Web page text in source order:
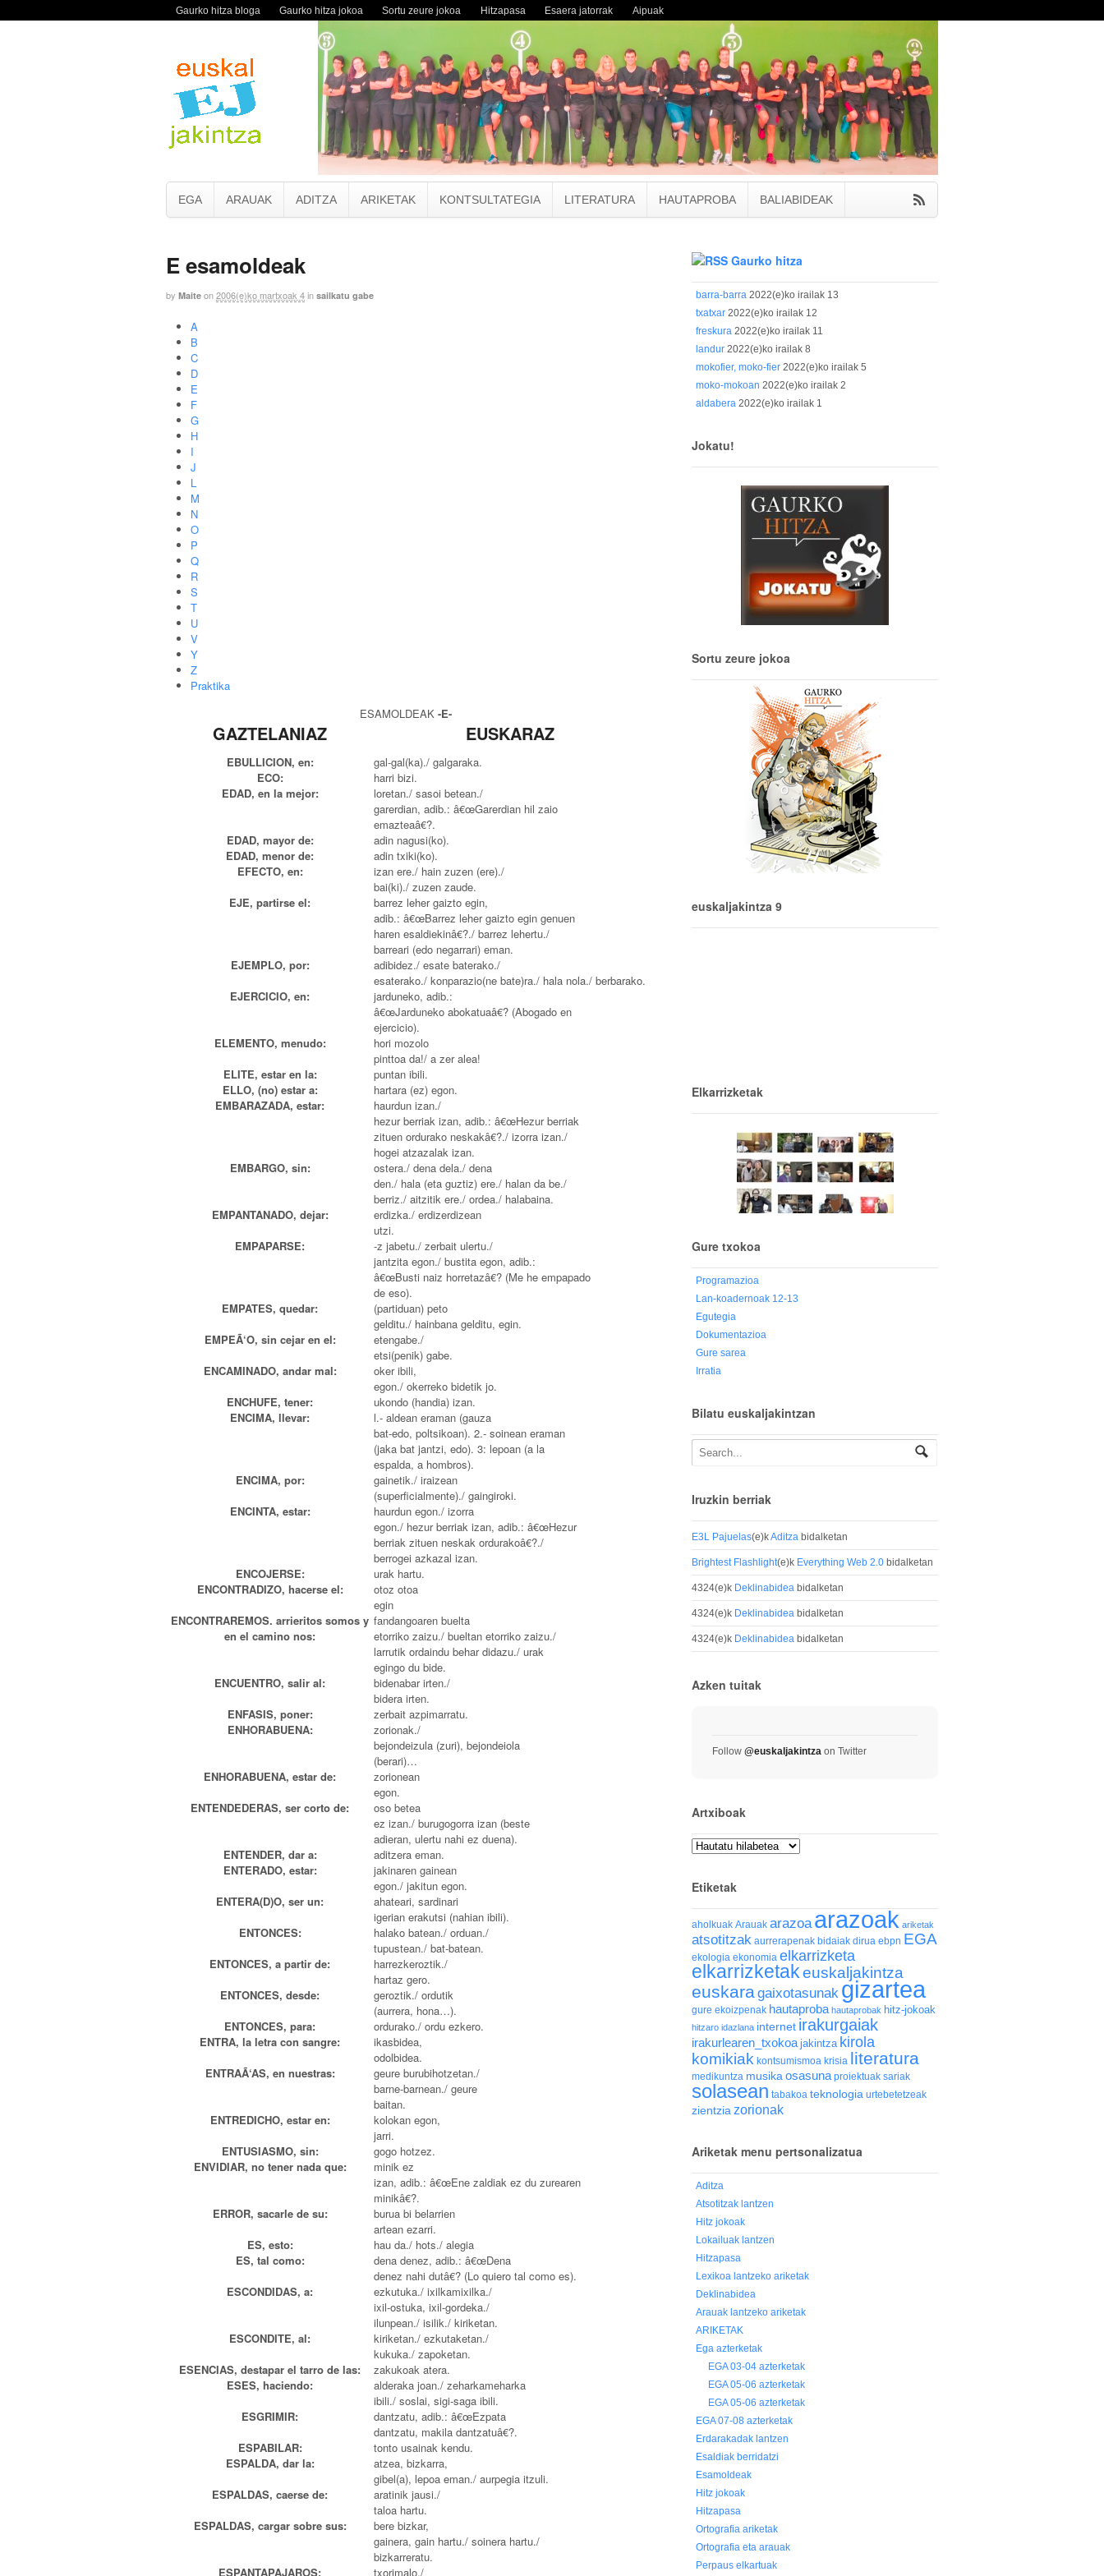
Gaurko hitza bloga Gaurko hitza jokoa Sortu zeure jokoa Hitzapasa Esaera jatorrak Aipuak
EGA ARAUAK ADITZA ARIKETAK KONTSULTATEGIA LITERATURA HAUTAPROBA BALIABIDEAK
E esamoldeak
by Maite on2006(e)ko martxoak 4in sailkatu gabe
A
B
C
D
E
F
G
H
I
J
L
M
N
O
P
Q
R
S
T
U
V
Y
Z
Praktika
ESAMOLDEAK -E-
GAZTELANIAZ EUSKARAZ
EBULLICION, en:
gal-gal(ka)./ galgaraka.
ECO:
harri bizi.
EDAD, en la mejor:
loretan./ sasoi betean./
garerdian, adib.: â€œGarerdian hil zaio
emazteaâ€?.
EDAD, mayor de:
adin nagusi(ko).
EDAD, menor de:
adin txiki(ko).
EFECTO, en:
izan ere./ hain zuzen (ere)./
bai(ki)./ zuzen zaude.
EJE, partirse el:
barrez leher gaizto egin,
adib.: â€œBarrez leher gaizto egin genuen
haren esaldiekinâ€?./ barrez lehertu./
barreari (edo negarrari) eman.
EJEMPLO, por:
adibidez./ esate baterako./
esaterako./ konparazio(ne bate)ra./ hala nola./ berbarako.
EJERCICIO, en:
jarduneko, adib.:
â€œJarduneko abokatuaâ€? (Abogado en
ejercicio).
ELEMENTO, menudo:
hori mozolo
pinttoa da!/ a zer alea!
ELITE, estar en la:
puntan ibili.
ELLO, (no) estar a:
hartara (ez) egon.
EMBARAZADA, estar:
haurdun izan./
hezur berriak izan, adib.: â€œHezur berriak
zituen ordurako neskakâ€?./ izorra izan./
hogei atzazalak izan.
EMBARGO, sin:
ostera./ dena dela./ dena
den./ hala (eta guztiz) ere./ halan da be./
berriz./ aitzitik ere./ ordea./ halabaina.
EMPANTANADO, dejar:
erdizka./ erdizerdizean
utzi.
EMPAPARSE:
-z jabetu./ zerbait ulertu./
jantzita egon./ bustita egon, adib.:
â€œBusti naiz horretazâ€? (Me he empapado
de eso).
EMPATES, quedar:
(partiduan) peto
gelditu./ hainbana gelditu, egin.
EMPEÃ‘O, sin cejar en el:
etengabe./
etsi(penik) gabe.
ENCAMINADO, andar mal:
oker ibili,
egon./ okerreko bidetik jo.
ENCHUFE, tener:
ukondo (handia) izan.
ENCIMA, llevar:
l.- aldean eraman (gauza
bat-edo, poltsikoan). 2.- soinean eraman
(jaka bat jantzi, edo). 3: lepoan (a la
espalda, a hombros).
ENCIMA, por:
gainetik./ iraizean
(superficialmente)./ gaingiroki.
ENCINTA, estar:
haurdun egon./ izorra
egon./ hezur berriak izan, adib.: â€œHezur
berriak zituen neskak ordurakoâ€?./
berrogei azkazal izan.
ENCOJERSE:
urak hartu.
ENCONTRADIZO, hacerse el:
otoz otoa
egin
ENCONTRAREMOS. arrieritos somos y
en el camino nos:
fandangoaren buelta
etorriko zaizu./ bueltan etorriko zaizu./
larrutik ordaindu behar didazu./ urak
egingo du bide.
ENCUENTRO, salir al:
bidenabar irten./
bidera irten.
ENFASIS, poner:
zerbait azpimarratu.
ENHORABUENA:
zorionak./
bejondeizula (zuri), bejondeiola
(berari)…
ENHORABUENA, estar de:
zorionean
egon.
ENTENDEDERAS, ser corto de:
oso betea
ez izan./ burugogorra izan (beste
adieran, ulertu nahi ez duena).
ENTENDER, dar a:
aditzera eman.
ENTERADO, estar:
jakinaren gainean
egon./ jakitun egon.
ENTERA(D)O, ser un:
ahateari, sardinari
igerian erakutsi (nahian ibili).
ENTONCES:
halako batean./ orduan./
tupustean./ bat-batean.
ENTONCES, a partir de:
harrezkeroztik./
hartaz gero.
ENTONCES, desde:
geroztik./ ordutik
(aurrera, hona…).
ENTONCES, para:
ordurako./ ordu ezkero.
ENTRA, la letra con sangre:
ikasbidea,
odolbidea.
ENTRAÃ‘AS, en nuestras:
geure burubihotzetan./
barne-barnean./ geure
baitan.
ENTREDICHO, estar en:
kolokan egon,
jarri.
ENTUSIASMO, sin:
gogo hotzez.
ENVIDIAR, no tener nada que:
minik ez
izan, adib.: â€œEne zaldiak ez du zurearen
minikâ€?.
ERROR, sacarle de su:
burua bi belarrien
artean ezarri.
ES, esto:
hau da./ hots./ alegia
ES, tal como:
dena denez, adib.: â€œDena
denez nahi dutâ€? (Lo quiero tal como es).
ESCONDIDAS, a:
ezkutuka./ ixilkamixilka./
ixil-ostuka, ixil-gordeka./
ilunpean./ isilik./ kiriketan.
ESCONDITE, al:
kiriketan./ ezkutaketan./
kukuka./ zapoketan.
ESENCIAS, destapar el tarro de las:
zakukoak atera.
ESES, haciendo:
alderaka joan./ zeharkameharka
ibili./ soslai, sigi-saga ibili.
ESGRIMIR:
dantzatu, adib.: â€œEzpata
dantzatu, makila dantzatuâ€?.
ESPABILAR:
tonto usainak kendu.
ESPALDA, dar la:
atzea, bizkarra,
gibel(a), lepoa eman./ aurpegia itzuli.
ESPALDAS, caerse de:
aratinik jausi./
taloa hartu.
ESPALDAS, cargar sobre sus:
bere bizkar,
gainera, gain hartu./ soinera hartu./
bizkarreratu.
ESPANTAPAJAROS:
txorimalo./
Gaurko hitza
barra-barra 2022(e)ko irailak 13
txatxar 2022(e)ko irailak 12
freskura 2022(e)ko irailak 11
landur 2022(e)ko irailak 8
mokofier, moko-fier 2022(e)ko irailak 5
moko-mokoan 2022(e)ko irailak 2
aldabera 2022(e)ko irailak 1
Jokatu!
Sortu zeure jokoa
euskaljakintza 9
Elkarrizketak
Gure txokoa
Programazioa
Lan-koadernoak 12-13
Egutegia
Dokumentazioa
Gure sarea
Irratia
Bilatu euskaljakintzan
Iruzkin berriak
E3L Pajuelas(e)kAditza bidalketan
Brightest Flashlight(e)k Everything Web 2.0 bidalketan
4324(e)k Deklinabidea bidalketan
4324(e)k Deklinabidea bidalketan
4324(e)k Deklinabidea bidalketan
Azken tuitak
Follow@euskaljakintza on Twitter
Artxiboak
Artxiboak
Etiketak
aholkuak Arauak arazoa arazoak ariketak
atsotitzak aurrerapenak bidaiak dirua ebpn EGA
ekologia ekonomia elkarrizketa
elkarrizketakeuskaljakintza
euskaragaixotasunak gizartea
gure ekoizpenak hautaproba hautaprobak hitz-jokoak
hitzaro idazlana internet irakurgaiak
irakurlearen_txokoa jakintza kirola
komikiak kontsumismoa krisia literatura
medikuntza musika osasuna proiektuak sariak
solasean tabakoa teknologia urtebetetzeak
zientzia zorionak
Ariketak menu pertsonalizatua
Aditza
Atsotitzak lantzen
Hitz jokoak
Lokailuak lantzen
Hitzapasa
Lexikoa lantzeko ariketak
Deklinabidea
Arauak lantzeko ariketak
ARIKETAK
Ega azterketak
EGA 03-04 azterketak
EGA 05-06 azterketak
EGA 05-06 azterketak
EGA 07-08 azterketak
Erdarakadak lantzen
Esaldiak berridatzi
Esamoldeak
Hitz jokoak
Hitzapasa
Ortografia ariketak
Ortografia eta arauak
Perpaus elkartuak